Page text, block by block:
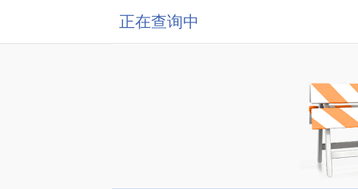
正在查询中